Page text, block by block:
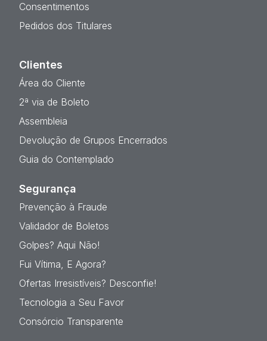
Consentimentos
Pedidos dos Titulares
Clientes
Área do Cliente
2ª via de Boleto
Assembleia
Devolução de Grupos Encerrados
Guia do Contemplado
Segurança
Prevenção à Fraude
Validador de Boletos
Golpes? Aqui Não!
Fui Vítima, E Agora?
Ofertas Irresistíveis? Desconfie!
Tecnologia a Seu Favor
Consórcio Transparente